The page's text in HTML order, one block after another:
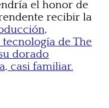
el honor de
recibir la
de The
dorado
casi familiar.